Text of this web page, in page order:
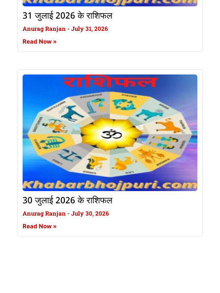
31 जुलाई 2026 के राशिफल
Anurag Ranjan July 31, 2026
Read Now »
30 जुलाई 2026 के राशिफल
Anurag Ranjan July 30, 2026
Read Now »